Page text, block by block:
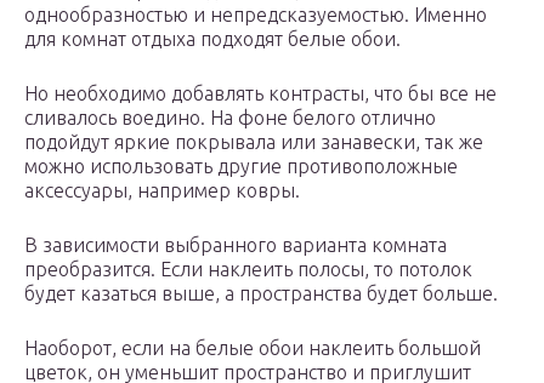
однообразностью и непредсказуемостью. Именно
для комнат отдыха подходят белые обои.
Но необходимо добавлять контрасты, что бы все не
сливалось воедино. На фоне белого отлично
подойдут яркие покрывала или занавески, так же
можно использовать другие противоположные
аксессуары, например ковры.
В зависимости выбранного варианта комната
преобразится. Если наклеить полосы, то потолок
будет казаться выше, а пространства будет больше.
Наоборот, если на белые обои наклеить большой
цветок, он уменьшит пространство и приглушит